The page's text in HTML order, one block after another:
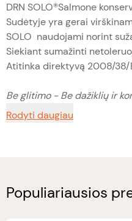
DRN SOLO®Salmone
Sudėtyje yra gerai
SOLO naudojami norint
Siekiant sumažinti
Atitinka direktyvą 2008/38/
Be glitimo - Be dažiklių ir
Rodyti daugiau
Populiariausios